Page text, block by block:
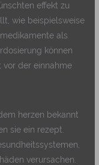
effekt zu
wie beispielsweise
als
können
vor der einnahme
herzen bekannt
sie ein rezept.
verursachen.